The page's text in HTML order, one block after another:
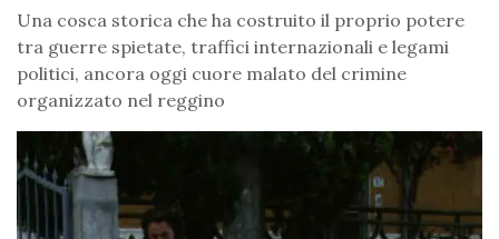
Una cosca storica che ha costruito il proprio potere
tra guerre spietate, traffici internazionali e legami
politici, ancora oggi cuore malato del crimine
organizzato nel reggino